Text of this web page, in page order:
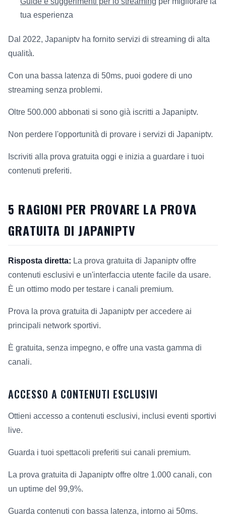
tua esperienza
Dal 2022, Japaniptv ha fornito servizi di streaming di alta
qualità.
Con una bassa latenza di 50ms, puoi godere di uno
streaming senza problemi.
Oltre 500.000 abbonati si sono già iscritti a Japaniptv.
Non perdere l'opportunità di provare i servizi di Japaniptv.
Iscriviti alla prova gratuita oggi e inizia a guardare i tuoi
contenuti preferiti.
5 RAGIONI PER PROVARE LA PROVA
GRATUITA DI JAPANIPTV
Risposta diretta: La prova gratuita di Japaniptv offre
contenuti esclusivi e un'interfaccia utente facile da usare.
È un ottimo modo per testare i canali premium.
Prova la prova gratuita di Japaniptv per accedere ai
principali network sportivi.
È gratuita, senza impegno, e offre una vasta gamma di
canali.
ACCESSO A CONTENUTI ESCLUSIVI
Ottieni accesso a contenuti esclusivi, inclusi eventi sportivi
live.
Guarda i tuoi spettacoli preferiti sui canali premium.
La prova gratuita di Japaniptv offre oltre 1.000 canali, con
un uptime del 99,9%.
Guarda contenuti con bassa latenza, intorno ai 50ms.